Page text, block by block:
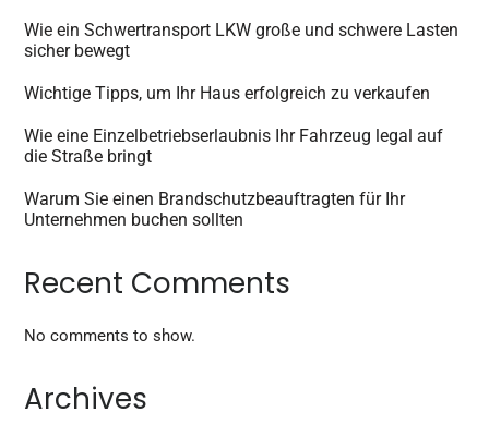
Wie ein Schwertransport LKW große und schwere Lasten
sicher bewegt
Wichtige Tipps, um Ihr Haus erfolgreich zu verkaufen
Wie eine Einzelbetriebserlaubnis Ihr Fahrzeug legal auf
die Straße bringt
Warum Sie einen Brandschutzbeauftragten für Ihr
Unternehmen buchen sollten
Recent Comments
No comments to show.
Archives